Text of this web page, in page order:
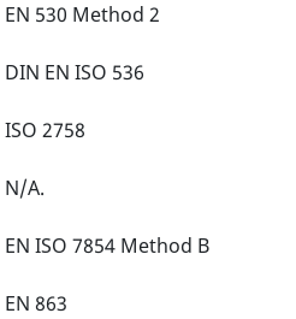
EN 530 Method 2
DIN EN ISO 536
ISO 2758
N/A.
EN ISO 7854 Method B
EN 863